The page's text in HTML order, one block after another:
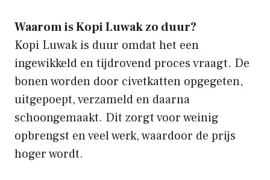
Waarom is Kopi Luwak zo duur?
Kopi Luwak is duur omdat het een
ingewikkeld en tijdrovend proces vraagt. De
bonen worden door civetkatten opgegeten,
uitgepoept, verzameld en daarna
schoongemaakt. Dit zorgt voor weinig
opbrengst en veel werk, waardoor de prijs
hoger wordt.